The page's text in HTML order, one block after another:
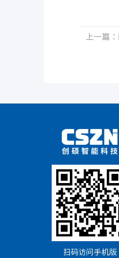
上一篇：
扫码访问手机版